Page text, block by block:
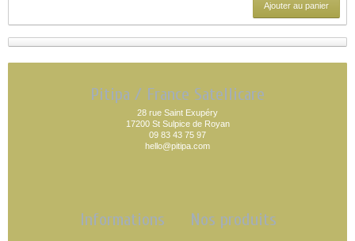
Ajouter au panier
Pitipa / France Satellicare
28 rue Saint Exupéry
17200 St Sulpice de Royan
09 83 43 75 97
hello@pitipa.com
Informations Nos produits